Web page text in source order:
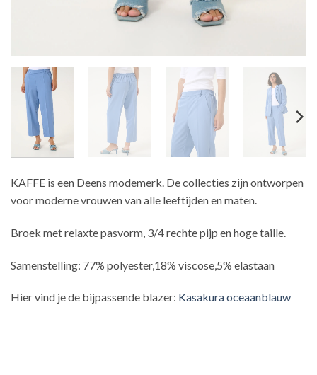
KAFFE is een Deens modemerk. De collecties zijn ontworpen
voor moderne vrouwen van alle leeftijden en maten.
Broek met relaxte pasvorm, 3/4 rechte pijp en hoge taille.
Samenstelling: 77% polyester,18% viscose,5% elastaan
Hier vind je de bijpassende blazer: Kasakura oceaanblauw